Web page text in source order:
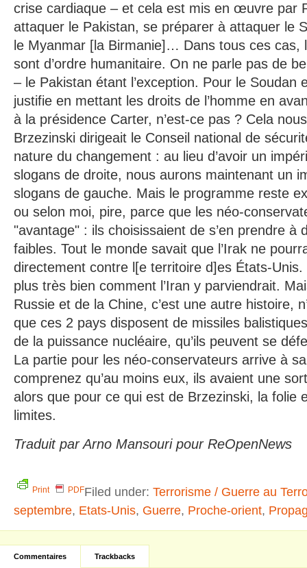
crise cardiaque – et cela est mis en œuvre par
attaquer le Pakistan, se préparer à attaquer le
le Myanmar [la Birmanie]… Dans tous ces cas,
sont d’ordre humanitaire. On ne parle pas de
– le Pakistan étant l’exception. Pour le Soudan
justifie en mettant les droits de l’homme en
à la présidence Carter, n’est-ce pas ? Cela
Brzezinski dirigeait le Conseil national de
nature du changement : au lieu d’avoir un
slogans de droite, nous aurons maintenant un
slogans de gauche. Mais le programme reste
ou selon moi, pire, parce que les néo-
"avantage" : ils choisissaient de s’en prendre à
faibles. Tout le monde savait que l’Irak ne
directement contre l[e territoire d]es États-
plus très bien comment l’Iran y parviendrait.
Russie et de la Chine, c’est une autre histoire,
que ces 2 pays disposent de missiles
de la puissance nucléaire, qu’ils peuvent se
La partie pour les néo-conservateurs arrive à
comprenez qu’au moins eux, ils avaient une
alors que pour ce qui est de Brzezinski, la folie
limites.
Traduit par Arno Mansouri pour ReOpenNews
Print PDFFiled under: Terrorisme / Guerre au
septembre, Etats-Unis, Guerre, Proche-orient,
Commentaires Trackbacks